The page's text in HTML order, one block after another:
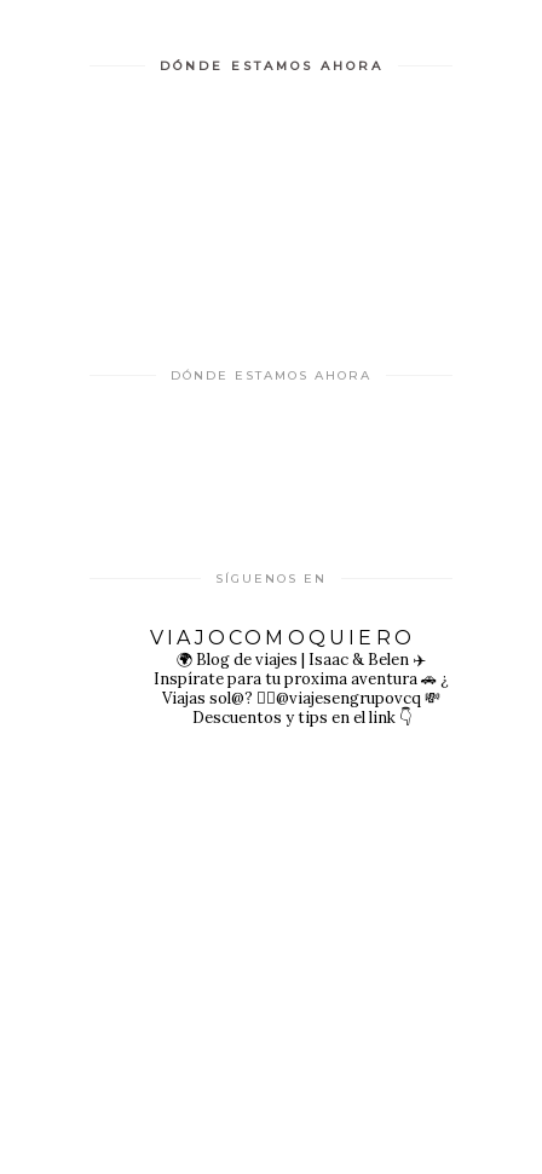
DÓNDE ESTAMOS AHORA
DÓNDE ESTAMOS AHORA
SÍGUENOS EN
VIAJOCOMOQUIERO
🌍 Blog de viajes | Isaac & Belen ✈️
Inspírate para tu proxima aventura🚗 ¿
Viajas sol@? 👉🏻@viajesengrupovcq 💸
Descuentos y tips en el link 👇